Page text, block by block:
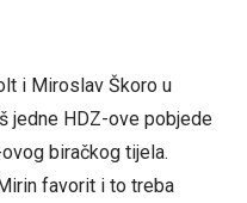
i Miroslav Škoro u
jedne HDZ-ove pobjede
biračkog tijela.
favorit i to treba